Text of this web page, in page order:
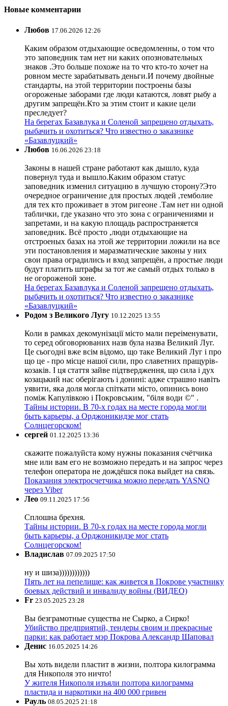
Новые комментарии
Любов 17.06.2026 12:26
Каким образом отдыхающие осведомленны, о том что
это заповедник там нет ни каких опозновательных
знаков .Это больше похоже на то что кто-то хочет на
ровном месте зарабатывать деньги.И почему двойные
стандарты, на этой территории построены базы
огороженые заборами где люди катаются, ловят рыбу а
другим запрещён.Кто за этим стоит и какие цели
преследует?
На берегах Базавлука и Соленой запрещено отдыхать,
рыбачить и охотиться? Что известно о заказнике
«Базавлуцкий»
Любов 16.06.2026 23:18
Законы в нашей стране работают как дышло, куда
повернул туда и вышло.Каким образом статус
заповедник изменил ситуацию в лучшую сторону?Это
очередное ограничение для простых людей ,темболие
для тех кто проживает в этом ригеоне .Там нет ни одной
таблички, где указано что это зона с ограничениями и
запретами, и на какую площадь распространяется
заповедник. Всё просто ,люди отдыхающие на
отстроеных базах на этой же территории ложили на все
эти постановления и маразматические законы у них
свои права оградились и вход запрещён, а простые люди
будут платить штрафы за тот же самый отдых только в
не огороженой зоне.
На берегах Базавлука и Соленой запрещено отдыхать,
рыбачить и охотиться? Что известно о заказнике
«Базавлуцкий»
Родом з Великого Лугу 10.12.2025 13:55
Коли в рамках декомунізації місто мали переіменувати,
то серед обговорюваних назв була назва Великий Луг.
Це сьогодні вже всім відомо, що таке Великий Луг і про
що це - про місце нашої сили, про славетних пращурів-
козаків. І ця стаття зайве підтвердження, що сила і дух
козацький нас оберігають і донині: адже страшно навіть
уявити, яка доля могла спіткати місто, опинись воно
поміж Капулівкою і Покровським, "біля води ©" .
Тайны истории. В 70-х годах на месте города могли
быть карьеры, а Орджоникидзе мог стать
Солнцегорском!
сергей 01.12.2025 13:36
скажите пожалуйста кому нужны показания счётчика
мне или вам его не возможно передать и на запрос через
телефон оператора не дождёшся пока выйдет на связь.
Показания электросчетчика можно передать YASNO
через Viber
Лео 09.11.2025 17:56
Сплошна брехня.
Тайны истории. В 70-х годах на месте города могли
быть карьеры, а Орджоникидзе мог стать
Солнцегорском!
Владислав 07.09.2025 17:50
ну и шиза))))))))))))
Пять лет на пепелище: как живется в Покрове участнику
боевых действий и инвалиду войны (ВИДЕО)
Fr 23.05.2025 23:28
Вы безграмотные существа не Сырко, а Сирко!
Убийство предприятий, тендеры своим и прекрасные
парки: как работает мэр Покрова Александр Шаповал
Денис 16.05.2025 14:26
Вы хоть видели пластит в жизни, полтора килограмма
для Никополя это ничто!
У жителя Никополя изъяли полтора килограмма
пластида и наркотики на 400 000 гривен
Рауль 08.05.2025 21:18